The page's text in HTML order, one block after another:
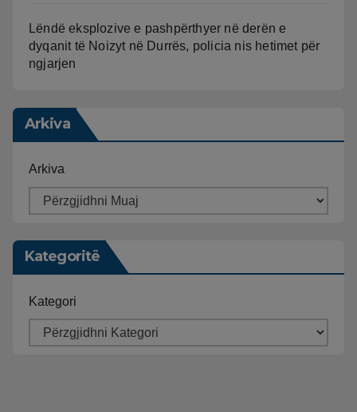
Lëndë eksplozive e pashpërthyer në derën e
dyqanit të Noizyt në Durrës, policia nis hetimet për
ngjarjen
Arkiva
Arkiva
Kategoritë
Kategori